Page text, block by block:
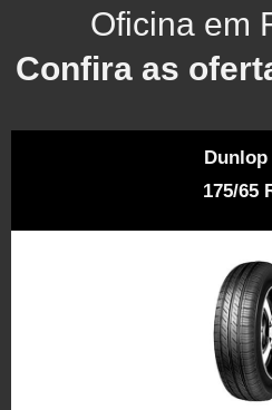
Oficina em
Confira as
Dunlop
175/65